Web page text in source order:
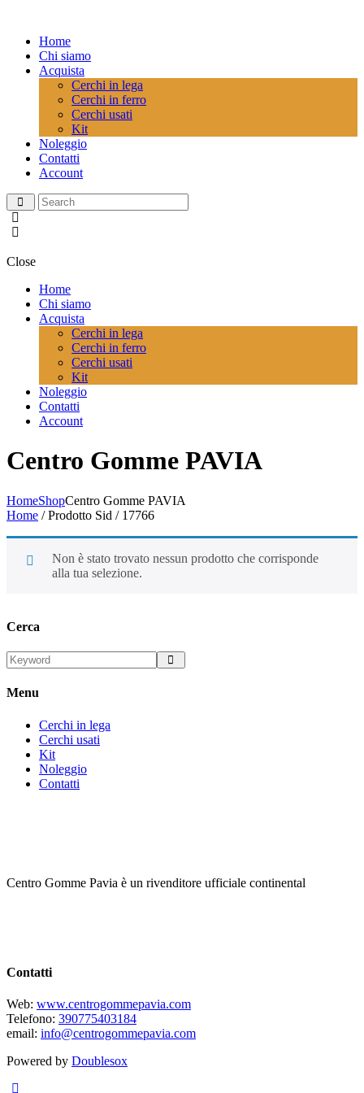
Home
Chi siamo
Acquista
Cerchi in lega
Cerchi in ferro
Cerchi usati
Kit
Noleggio
Contatti
Account
Close
Home
Chi siamo
Acquista
Cerchi in lega
Cerchi in ferro
Cerchi usati
Kit
Noleggio
Contatti
Account
Centro Gomme PAVIA
HomeShopCentro Gomme PAVIA
Home / Prodotto Sid / 17766
Non è stato trovato nessun prodotto che corrisponde
alla tua selezione.
Cerca
Menu
Cerchi in lega
Cerchi usati
Kit
Noleggio
Contatti
Centro Gomme Pavia è un rivenditore ufficiale continental
Contatti
Web: www.centrogommepavia.com
Telefono: 390775403184
email: info@centrogommepavia.com
Powered by Doublesox